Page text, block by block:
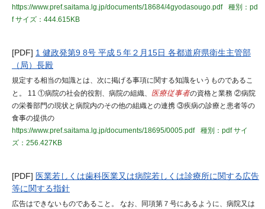
https://www.pref.saitama.lg.jp/documents/18684/4gyodasougo.pdf
種別：pd
fサイズ：444.615KB
[PDF] 1 健政発第9 8号 平成５年２月15日 各都道府県衛生主管部
（局）長殿
規定する相当の知識とは、次に掲げる事項に関する知識をいうものであるこ
と。 11 ①病院の社会的役割、病院の組織、 医療従事者の資格と業務 ②病院
の栄養部門の現状と病院内のその他の組織との連携 ③疾病の診療と患者等の
食事の提供の
https://www.pref.saitama.lg.jp/documents/18695/0005.pdf
種別：pdfサイ
ズ：256.427KB
[PDF] 医業若しくは歯科医業又は病院若しくは診療所に関する広告
等に関する指針
広告はできないものであること。 なお、同項第７号にあるように、病院又は